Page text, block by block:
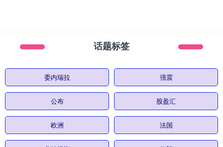
话题标签
委内瑞拉 强震
公布 股盈汇
欧洲 法国